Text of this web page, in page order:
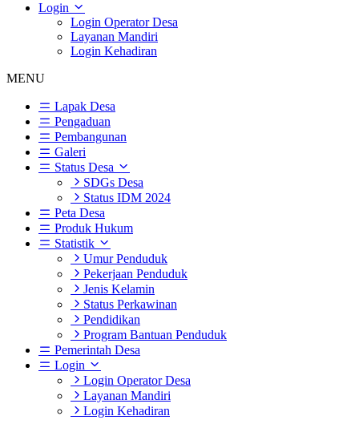
Login
Login Operator Desa
Layanan Mandiri
Login Kehadiran
MENU
Lapak Desa
Pengaduan
Pembangunan
Galeri
Status Desa
SDGs Desa
Status IDM 2024
Peta Desa
Produk Hukum
Statistik
Umur Penduduk
Pekerjaan Penduduk
Jenis Kelamin
Status Perkawinan
Pendidikan
Program Bantuan Penduduk
Pemerintah Desa
Login
Login Operator Desa
Layanan Mandiri
Login Kehadiran